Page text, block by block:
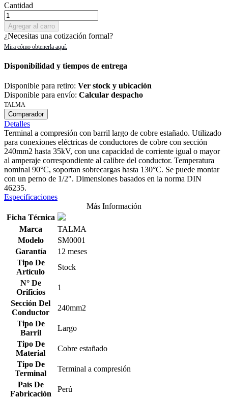
Cantidad
Agregar al carro
¿Necesitas una cotización formal?
Disponibilidad y tiempos de entrega
Disponible para retiro: Ver stock y ubicación
Disponible para envío: Calcular despacho
TALMA
Comparador
Detalles
Terminal a compresión con barril largo de cobre estañado. Utilizado
para conexiones eléctricas de conductores de cobre con sección
240mm2 hasta 35kV, con una capacidad de corriente igual o mayor
al amperaje correspondiente al calibre del conductor. Temperatura
nominal 90°C, soportan sobrecargas hasta 130°C. Se puede montar
con un perno de 1/2". Dimensiones basados en la norma DIN
46235.
Especificaciones
Más Información
Ficha Técnica
Marca
TALMA
Modelo
SM0001
Garantía
12 meses
Tipo De
Artículo
Stock
N° De
Orificios
1
Sección Del
Conductor
240mm2
Tipo De
Barril
Largo
Tipo De
Material
Cobre estañado
Tipo De
Terminal
Terminal a compresión
País De
Fabricación
Perú